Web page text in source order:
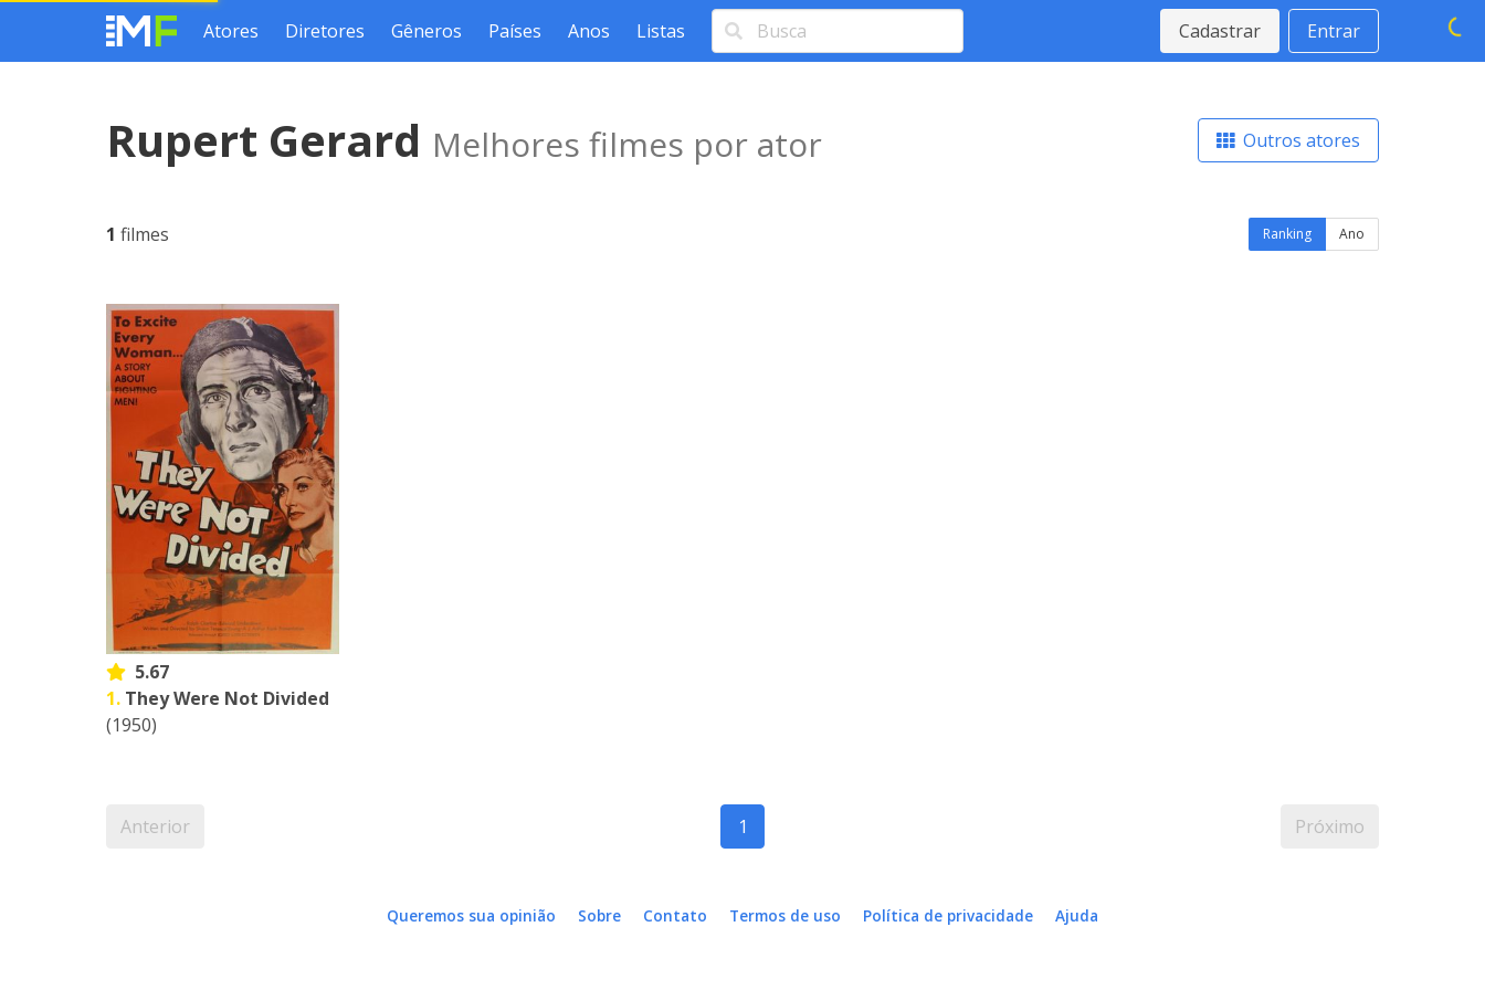
Atores Diretores Gêneros Países Anos Listas Cadastrar Entrar
Rupert Gerard Melhores filmes por ator Outros atores
1 filmes Ranking Ano
5.67
1. They Were Not Divided
(1950)
Anterior Próximo
1
Queremos sua opinião Sobre Contato Termos de uso Política de privacidade Ajuda